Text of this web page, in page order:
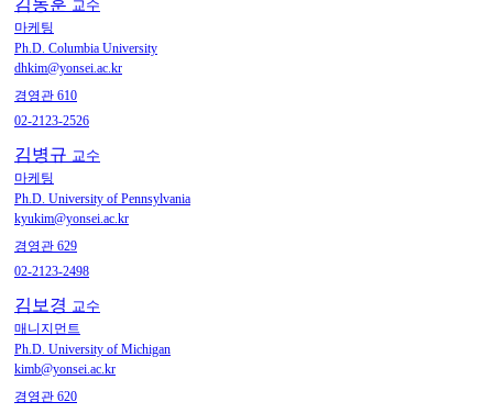
김동훈 교수
마케팅
Ph.D. Columbia University
dhkim@yonsei.ac.kr
경영관 610
02-2123-2526
김병규 교수
마케팅
Ph.D. University of Pennsylvania
kyukim@yonsei.ac.kr
경영관 629
02-2123-2498
김보경 교수
매니지먼트
Ph.D. University of Michigan
kimb@yonsei.ac.kr
경영관 620